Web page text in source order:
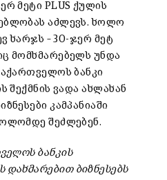
მეტი PLUS ქულის
აძლევს. ხოლო
ხარჯს – 30-ჯერ მეტ
მომხმარებელს უნდა
ბანკი
შექმნის ვადა ახლახან
კამპანიაში
შეძლებენ.
ბანკის
დახმარებით ბიზნესებს